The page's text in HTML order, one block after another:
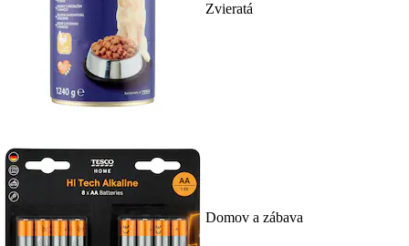
Zvieratá
Domov a zábava